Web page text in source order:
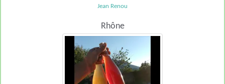
Jean Renou
Rhône